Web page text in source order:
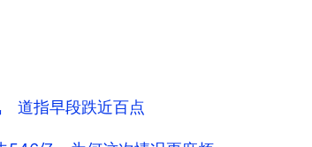
道指早段跌近百点